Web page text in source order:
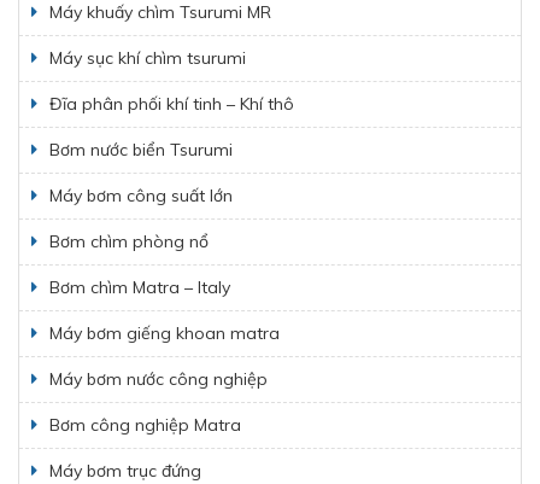
Máy khuấy chìm Tsurumi MR
Máy sục khí chìm tsurumi
Đĩa phân phối khí tinh – Khí thô
Bơm nước biển Tsurumi
Máy bơm công suất lớn
Bơm chìm phòng nổ
Bơm chìm Matra – Italy
Máy bơm giếng khoan matra
Máy bơm nước công nghiệp
Bơm công nghiệp Matra
Máy bơm trục đứng